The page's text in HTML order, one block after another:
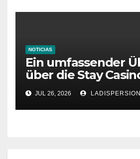
NOTICIAS
Ein umfassender
über die Stay
JUL 26, 2026